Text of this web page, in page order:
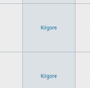
Kilgore
Kilgore